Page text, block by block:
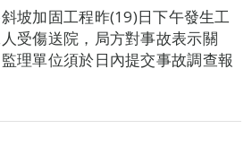
坡加固工程昨(19)日下午發生工
受傷送院，局方對事故表示關
理單位須於日內提交事故調查報